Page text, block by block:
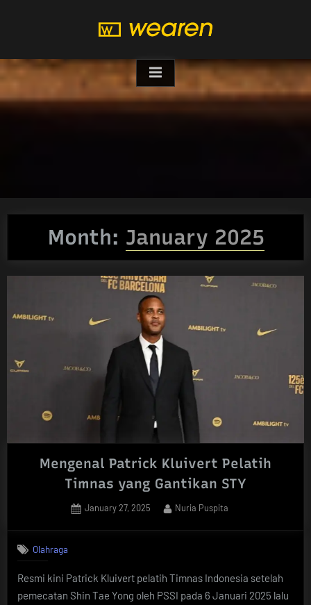
Month: January 2025
Mengenal Patrick Kluivert Pelatih
Timnas yang Gantikan STY
Posted
January 27, 2025 By
Nuria Puspita
Olahraga
Resmi kini Patrick Kluivert pelatih Timnas Indonesia setelah
pemecatan Shin Tae Yong oleh PSSI pada 6 Januari 2025 lalu